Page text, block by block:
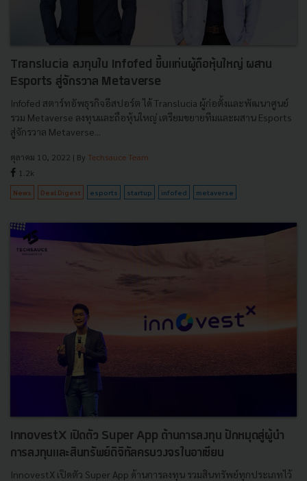
Translucia ลงทุนใน Infofed ขึ้นแท่นผู้ถือหุ้นใหญ่ ผสาน
Esports สู่จักรวาล Metaverse
Infofed สตาร์ทอัพธุรกิจอีสปอร์ต ได้ Translucia ผู้ก่อตั้งและพัฒนาศูนย์
รวม Metaverse ลงทุนและถือหุ้นใหญ่ เตรียมขยายทีมและผสาน Esports
สู่จักรวาล Metaverse...
ตุลาคม 10, 2022 | By Techsauce Team
1.2k
News Deal Digest esports startup infofed metaverse
InnovestX เปิดตัว Super App ด้านการลงทุน ปักหมุดสู่ผู้นำ
การลงทุนและสินทรัพย์ดิจิทัลครบวงจรในอาเซียน
InnovestX เปิดตัว Super App ด้านการลงทุน รวมสินทรัพย์ทุกประเภทไว้